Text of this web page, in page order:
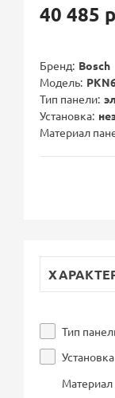
40 485
Бренд Bosch
Модель
Тип панели
Установка
Материал
Тип
Установка